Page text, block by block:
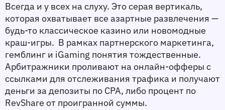
Всегда и у всех на слуху. Это серая вертикаль,
которая охватывает все азартные развлечения —
будь-то классическое казино или новомодные
краш-игры.  В рамках партнерского маркетинга,
гемблинг и iGaming понятия тождественные.
Арбитражники проливают на онлайн-офферы с
ссылками для отслеживания трафика и получают
деньги за депозиты по CPA, либо процент по
RevShare от проигранной суммы.